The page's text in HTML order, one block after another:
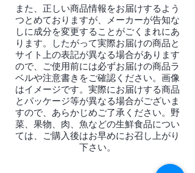
また、正しい商品情報をお届けするよう
つとめておりますが、メーカーが告知な
しに成分を変更することがごくまれにあ
ります。したがって実際お届けの商品と
サイト上の表記が異なる場合があります
ので、ご使用前には必ずお届けの商品ラ
ベルや注意書きをご確認ください。画像
はイメージです。実際にお届けする商品
とパッケージ等が異なる場合がございま
すので、あらかじめご了承ください。野
菜、果物、肉、魚などの生鮮食品につい
ては、ご購入後はお早めにお召し上がり
下さい。